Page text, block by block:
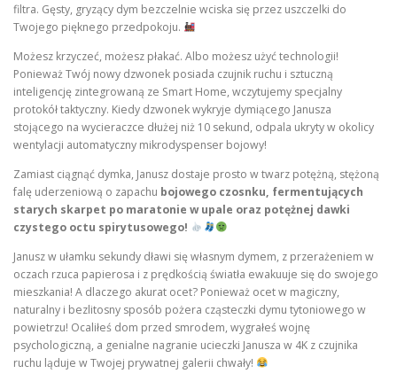
filtra. Gęsty, gryzący dym bezczelnie wciska się przez uszczelki do
Twojego pięknego przedpokoju.
Możesz krzyczeć, możesz płakać. Albo możesz użyć technologii!
Ponieważ Twój nowy dzwonek posiada czujnik ruchu i sztuczną
inteligencję zintegrowaną ze Smart Home, wczytujemy specjalny
protokół taktyczny. Kiedy dzwonek wykryje dymiącego Janusza
stojącego na wycieraczce dłużej niż 10 sekund, odpala ukryty w okolicy
wentylacji automatyczny mikrodyspenser bojowy!
Zamiast ciągnąć dymka, Janusz dostaje prosto w twarz potężną, stężoną
falę uderzeniową o zapachu bojowego czosnku, fermentujących
starych skarpet po maratonie w upale oraz potężnej dawki
czystego octu spirytusowego!
Janusz w ułamku sekundy dławi się własnym dymem, z przerażeniem w
oczach rzuca papierosa i z prędkością światła ewakuuje się do swojego
mieszkania! A dlaczego akurat ocet? Ponieważ ocet w magiczny,
naturalny i bezlitosny sposób pożera cząsteczki dymu tytoniowego w
powietrzu! Ocaliłeś dom przed smrodem, wygrałeś wojnę
psychologiczną, a genialne nagranie ucieczki Janusza w 4K z czujnika
ruchu ląduje w Twojej prywatnej galerii chwały!